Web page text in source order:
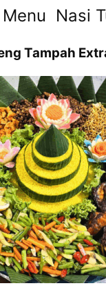
Nasi
Tampah